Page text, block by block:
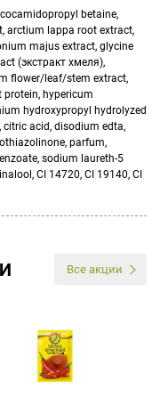
betaine,
arctium lappa root extract,
majus extract, glycine
(экстракт хмеля),
flower/leaf/stem extract,
hypericum
hydroxypropyl hydrolyzed
acid, disodium edta,
parfum,
sodium laureth-5
CI 14720, CI 19140, CI
Все акции